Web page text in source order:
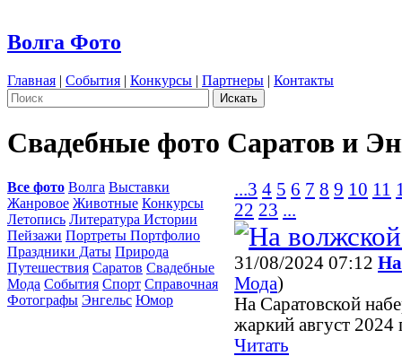
Волга Фото
Главная | События | Конкурсы | Партнеры | Контакты
Свадебные фото Саратов и
Все фото Волга Выставки
Жанровое Животные Конкурсы
Летопись Литература Истории
Пейзажи Портреты Портфолио
Праздники Даты Природа
Путешествия Саратов Свадебные
Мода События Спорт Справочная
Фотографы Энгельс Юмор
...3 4 5 6 7 8 9 10 11
22 23 ...
31/08/2024 07:12
Мода)
На Саратовской
жаркий август 2024
Читать